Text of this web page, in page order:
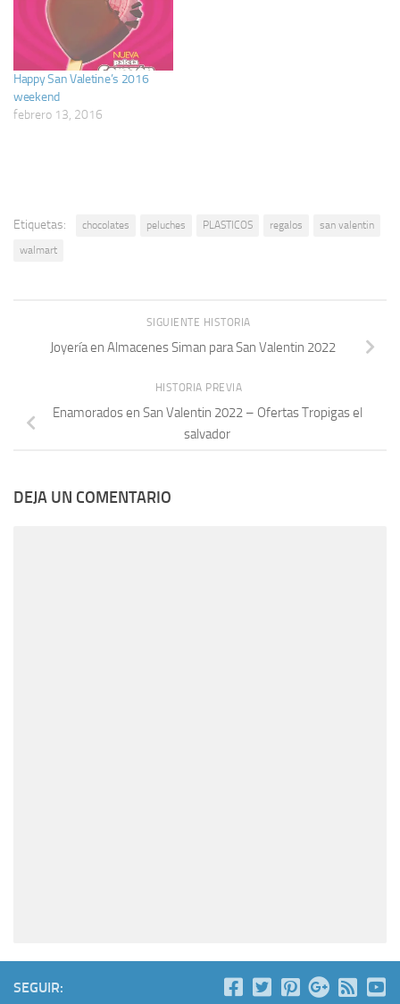
Happy San Valetine’s 2016
weekend
febrero 13, 2016
Etiquetas: chocolates peluches PLASTICOS regalos
san valentin
walmart
SIGUIENTE HISTORIA
Joyería en Almacenes Siman para San Valentin 2022
HISTORIA PREVIA
Enamorados en San Valentin 2022 – Ofertas Tropigas el
salvador
DEJA UN COMENTARIO
SEGUIR: